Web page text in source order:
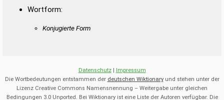
Wortform:
Konjugierte Form
Datenschutz| Impressum
Die Wortbedeutungen entstammen der deutschen Wiktionaryund stehen unter der
Lizenz Creative Commons Namensnennung – Weitergabe unter gleichen
Bedingungen 3.0 Unported. Bei Wiktionary ist eine Liste der Autoren verfügbar. Die